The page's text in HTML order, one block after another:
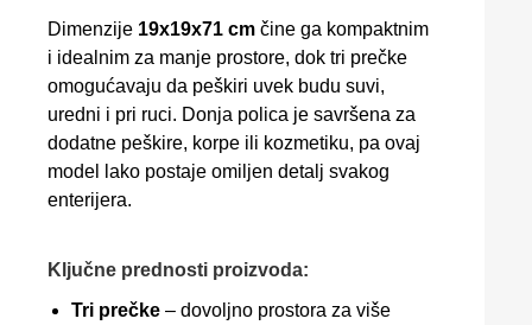
Dimenzije 19x19x71 cm čine ga kompaktnim
i idealnim za manje prostore, dok tri prečke
omogućavaju da peškiri uvek budu suvi,
uredni i pri ruci. Donja polica je savršena za
dodatne peškire, korpe ili kozmetiku, pa ovaj
model lako postaje omiljen detalj svakog
enterijera.
Ključne prednosti proizvoda:
Tri prečke – dovoljno prostora za više